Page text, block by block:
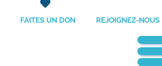
FAITES UN DON REJOIGNEZ-NOUS